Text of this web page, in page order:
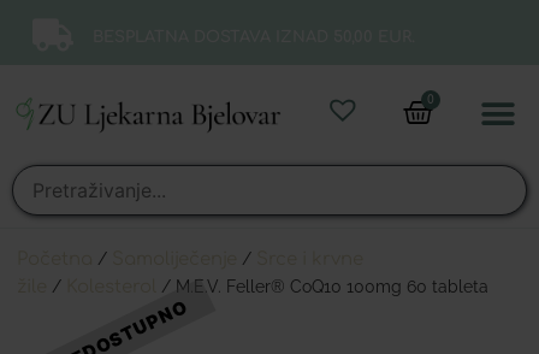
0
/ /
/ / M.E.V. Feller® CoQ10 100mg 60 tableta